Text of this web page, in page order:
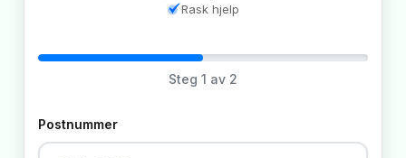
Rask hjelp
Steg 1 av 2
Postnummer